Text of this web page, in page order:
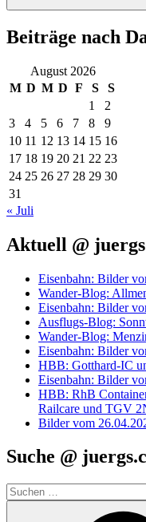
Beiträge nach
August 2026
M D M D F S
S
1
2
3
4 5 6 7 8
9
10 11 12 13 14 15 16
17 18 19 20 21 22 23
24 25 26 27 28 29 30
31
« Juli
Aktuell @
Eisenbahn: Bilder
Wander-Blog:
Eisenbahn: Bilder
Ausflugs-Blog:
Wander-Blog:
Eisenbahn: Bilder
HBB: Gotthard-IC
Eisenbahn: Bilder
HBB: RhB
Railcare und TGV
Bilder vom
Suche @
Suchen
nach: